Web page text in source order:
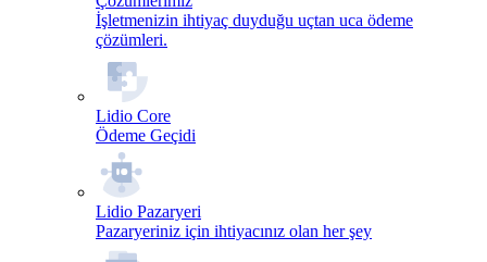
İşletmenizin ihtiyaç duyduğu uçtan uca ödeme
çözümleri.
Lidio Core
Ödeme Geçidi
Lidio Pazaryeri
Pazaryeriniz için ihtiyacınız olan her şey